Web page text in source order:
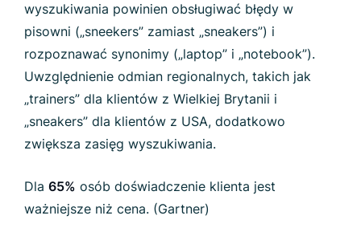
wyszukiwania powinien obsługiwać błędy w
pisowni („sneekers” zamiast „sneakers”) i
rozpoznawać synonimy („laptop” i „notebook”).
Uwzględnienie odmian regionalnych, takich jak
„trainers” dla klientów z Wielkiej Brytanii i
„sneakers” dla klientów z USA, dodatkowo
zwiększa zasięg wyszukiwania.
Dla 65% osób doświadczenie klienta jest
ważniejsze niż cena. (Gartner)